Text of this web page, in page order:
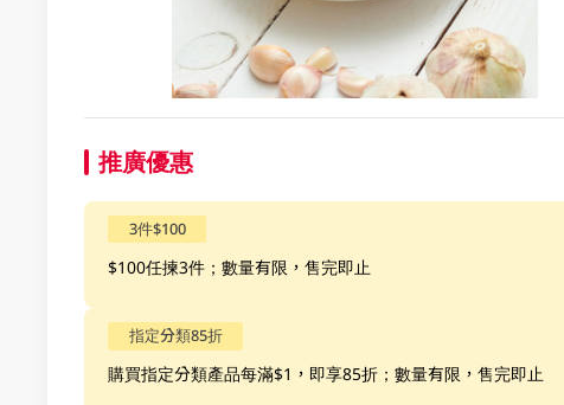
推廣優惠
3件$100
$100任揀3件；數量有限，售完即止
指定分類85折
購買指定分類產品每滿$1，即享85折；數量有限，售完即止